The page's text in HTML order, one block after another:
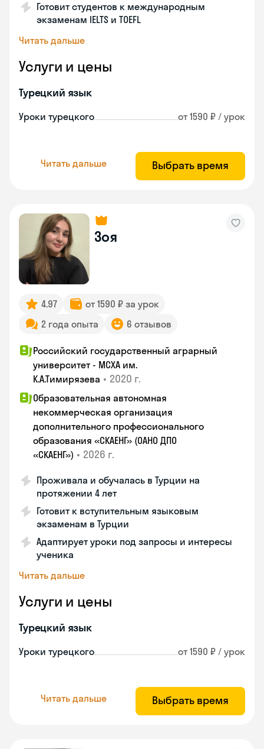
Готовит студентов к международным
экзаменам IELTS и TOEFL
Читать дальше
Услуги и цены
Турецкий язык
Уроки турецкого от 1590 ₽ / урок
Читать дальше Выбрать время
Зоя
4.97
от 1590 ₽ за урок
2 года опыта
6 отзывов
Российский государственный аграрный
университет - МСХА им.
К.А.Тимирязева • 2020 г.
Образовательная автономная
некоммерческая организация
дополнительного профессионального
образования «СКАЕНГ» (ОАНО ДПО
«СКАЕНГ») • 2026 г.
Проживала и обучалась в Турции на
протяжении 4 лет
Готовит к вступительным языковым
экзаменам в Турции
Адаптирует уроки под запросы и интересы
ученика
Читать дальше
Услуги и цены
Турецкий язык
Уроки турецкого от 1590 ₽ / урок
Читать дальше Выбрать время